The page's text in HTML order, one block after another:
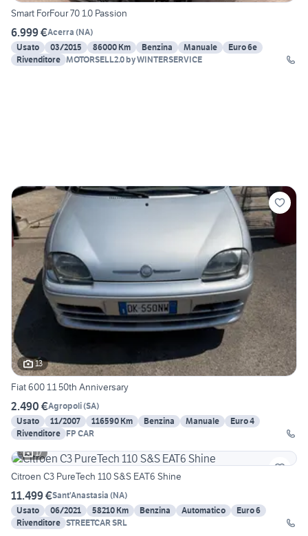
Smart ForFour 70 1.0 Passion
6.999 €Acerra (NA)
Usato
03/2015 86000 Km Benzina Manuale
Euro 6e
Rivenditore MOTORSELL2.0 by WINTERSERVICE
13
Fiat 600 1.1 50th Anniversary
2.490 €Agropoli(SA)
Usato
11/2007 116590 Km Benzina Manuale
Euro 4
Rivenditore FP CAR
17
Citroen C3 PureTech 110 S&S EAT6 Shine
11.499 €Sant'Anastasia (NA)
Usato
06/2021 58210 Km Benzina Automatico
Euro 6
Rivenditore STREETCAR SRL